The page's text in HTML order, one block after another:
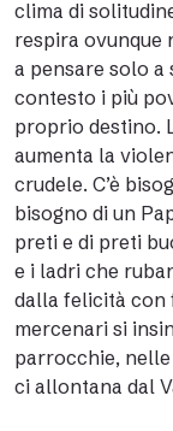
clima di
respira ovunque
a pensare solo
contesto i più
proprio destino.
aumenta la
crudele. C’è
bisogno di un
preti e di preti
e i ladri che
dalla felicità con
mercenari si
parrocchie,
ci allontana dal